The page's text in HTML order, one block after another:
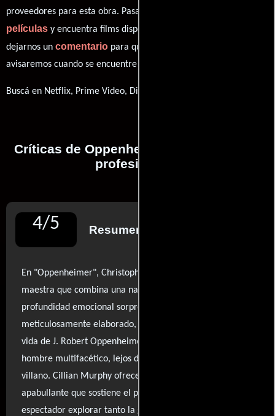
proveedores para esta obra. Pasa por nuestro catálogo de
películas y encuentra films disponibles. También puedes
dejarnos un comentario para que le demos prioridad y te
avisaremos cuando se encuentre disponible
Buscá en Netflix, Prime Video, Disney+
Críticas de Oppenheimer realizadas por
profesionales
4/5 Resumen de reseñas
En "Oppenheimer", Christopher Nolan logra una obra
maestra que combina una narrativa compleja con una
profundidad emocional sorprendente. Con un guion
meticulosamente elaborado, la película se adentra en la
vida de J. Robert Oppenheimer, presentándolo como un
hombre multifacético, lejos de ser un simple héroe o
villano. Cillian Murphy ofrece una interpretación
apabullante que sostiene el peso del film, permitiendo al
espectador explorar tanto la grandeza como la tragedia